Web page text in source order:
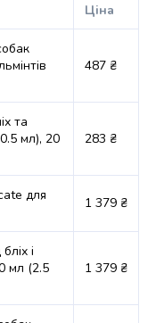
Ср,
Сб,
до 15 кг
Ср,
Сб,
до 20 кг
Ср,
Сб,
до 15 кг
Ср,
Сб,
Ціна
487 ₴
та
мл), 20
283 ₴
для
1 379 ₴
і
мл (2.5
1 379 ₴